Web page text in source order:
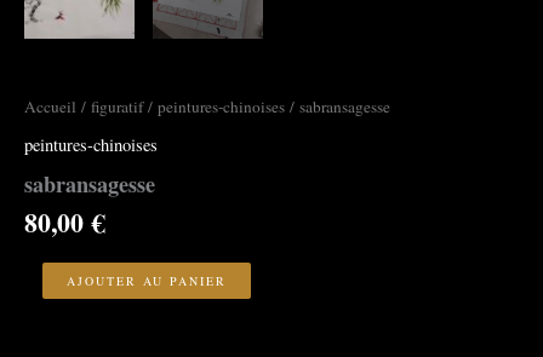
Accueil / figuratif/ peintures-chinoises / sabransagesse
peintures-chinoises
sabransagesse
80,00€
sabransagesse
AJOUTER AU PANIER